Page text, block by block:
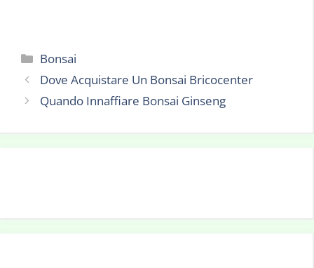
Categorie
Bonsai
Dove Acquistare Un Bonsai Bricocenter
Quando Innaffiare Bonsai Ginseng